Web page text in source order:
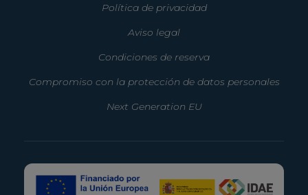
Política de privacidad
Aviso legal
Condiciones de reserva
Compromiso con la protección de datos personales
Next Generation EU